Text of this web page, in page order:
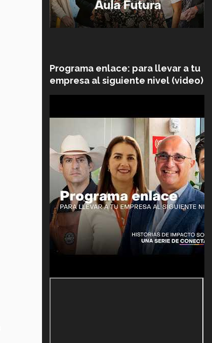
Programa enlace: para llevar a tu
empresa al siguiente nivel (video)